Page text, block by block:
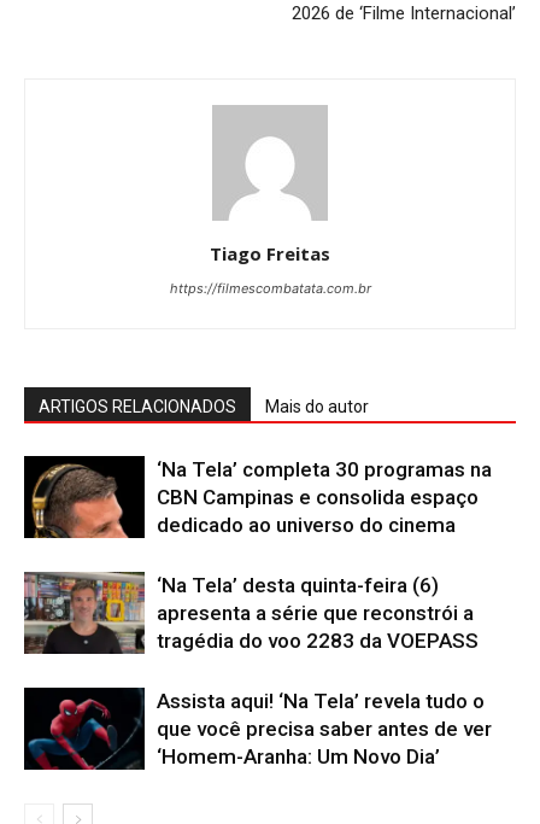
2026 de ‘Filme Internacional’
Tiago Freitas
https://filmescombatata.com.br
ARTIGOS RELACIONADOS Mais do autor
‘Na Tela’ completa 30 programas na
CBN Campinas e consolida espaço
dedicado ao universo do cinema
‘Na Tela’ desta quinta-feira (6)
apresenta a série que reconstrói a
tragédia do voo 2283 da VOEPASS
Assista aqui! ‘Na Tela’ revela tudo o
que você precisa saber antes de ver
‘Homem-Aranha: Um Novo Dia’